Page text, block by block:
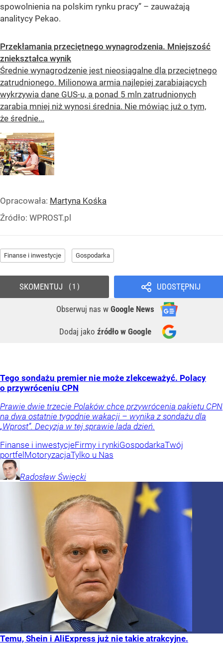
spowolnienia na polskim rynku pracy” – zauważają
analitycy Pekao.
Przekłamania przeciętnego wynagrodzenia. Mniejszość
zniekształca wynik
Średnie wynagrodzenie jest nieosiągalne dla przeciętnego
zatrudnionego. Milionowa armia najlepiej zarabiających
wykrzywia dane GUS-u, a ponad 5 mln zatrudnionych
zarabia mniej niż wynosi średnia. Nie mówiąc już o tym,
że średnie...
Opracowała: Martyna Kośka
Źródło: WPROST.pl
Finanse i inwestycje Gospodarka
UDOSTĘPNIJ
Obserwuj nas w Google News
Dodaj jako źródło w Google
SKOMENTUJ 1
Tego sondażu premier nie może zlekceważyć. Polacy
o przywróceniu CPN
Prawie dwie trzecie Polaków chce przywrócenia pakietu CPN
na dwa ostatnie tygodnie wakacji – wynika z sondażu dla
„Wprost”. Decyzja w tej sprawie lada dzień.
Finanse i inwestycjeFirmy i rynkiGospodarkaTwój
portfelMotoryzacjaTylko u Nas
Radosław Święcki
Temu, Shein i AliExpress już nie takie atrakcyjne.